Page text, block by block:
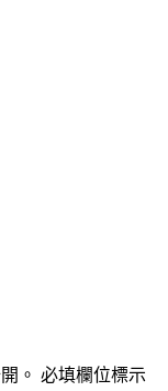
。 必填欄位標示